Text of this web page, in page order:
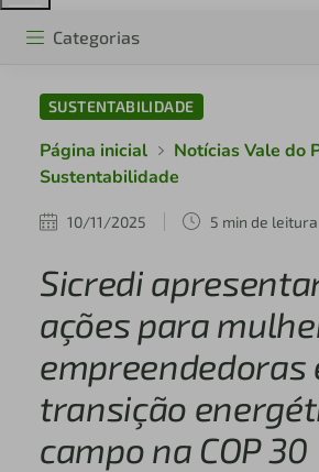
Categorias
SUSTENTABILIDADE
Página inicial
Notícias Vale do
Sustentabilidade
10/11/2025 5 min de leitura
Sicredi
ações para
empreendedoras
transição
campo na COP 30